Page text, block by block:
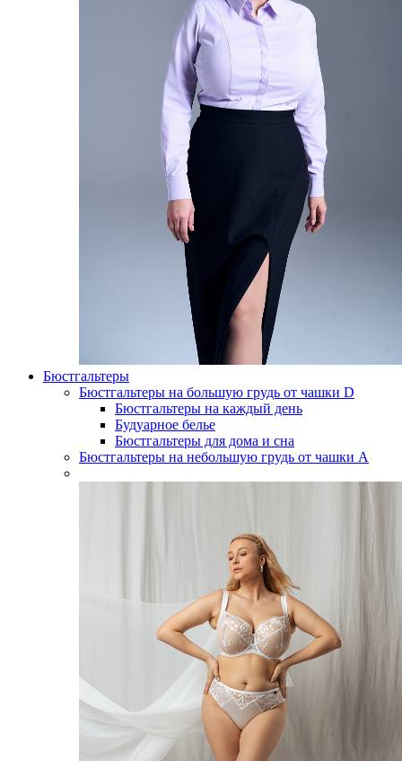
Бюстгальтеры
Бюстгальтеры на большую грудь от чашки D
Бюстгальтеры на каждый день
Будуарное белье
Бюстгальтеры для дома и сна
Бюстгальтеры на небольшую грудь от чашки А